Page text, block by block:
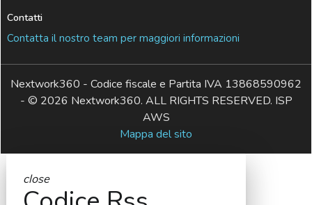
Contatti
Contatta il nostro team per maggiori informazioni
Nextwork360 - Codice fiscale e Partita IVA 13868590962
- © 2026 Nextwork360. ALL RIGHTS RESERVED. ISP
AWS
Mappa del sito
close